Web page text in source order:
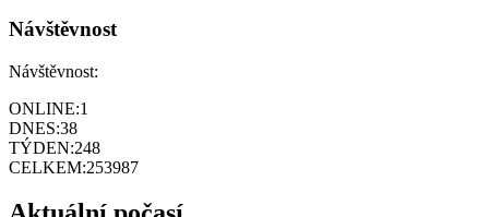
Návštěvnost
Návštěvnost:
ONLINE:1
DNES:38
TÝDEN:248
CELKEM:253987